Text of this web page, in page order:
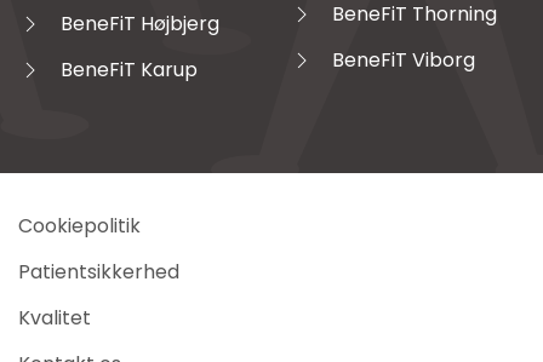
BeneFiT Højbjerg
BeneFiT Karup
BeneFiT Thorning
BeneFiT Viborg
Cookiepolitik
Patientsikkerhed
Kvalitet